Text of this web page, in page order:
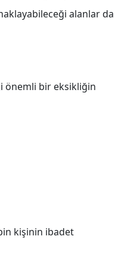
alanlar da
önemli bir eksikliğin
kişinin ibadet